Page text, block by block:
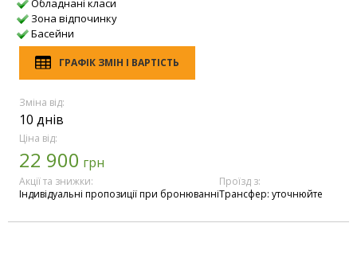
Обладнані класи
Зона відпочинку
Басейни
ГРАФІК ЗМІН І ВАРТІСТЬ
Зміна від:
10 днів
Ціна від:
22 900 грн
Акції та знижки:
Індивідуальні пропозиції при бронюванні
Проїзд з:
Трансфер: уточнюйте